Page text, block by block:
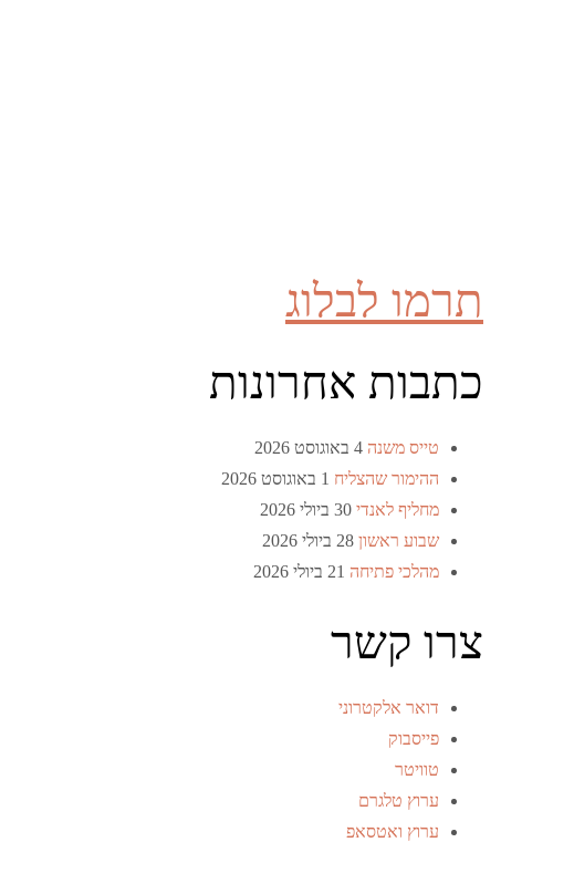
תרמו לבלוג
כתבות אחרונות
טייס משנה 4 באוגוסט 2026
ההימור שהצליח 1 באוגוסט 2026
מחליף לאנדי 30 ביולי 2026
שבוע ראשון 28 ביולי 2026
מהלכי פתיחה 21 ביולי 2026
צרו קשר
דואר אלקטרוני
פייסבוק
טוויטר
ערוץ טלגרם
ערוץ ואטסאפ